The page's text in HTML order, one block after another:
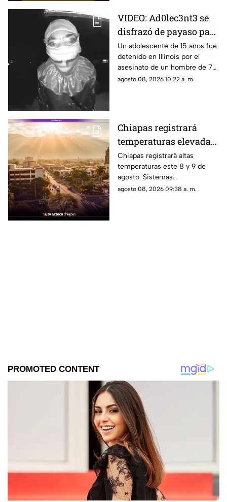
VIDEO: Ad0lec3nt3 se
disfrazó de payaso para
cometer un asesinato
pero olvidó que había
cámaras
Un adolescente de 15 años fue
detenido en Illinois por el
asesinato de un hombre de 78
años. Un video lo muestra con
agosto 08, 2026 10:22 a. m.
Chiapas registrará
temperaturas elevadas
este fin de semana:
calor extremo este 8 y 9
de agosto
Chiapas registrará altas
temperaturas este 8 y 9 de
agosto. Sistemas
anticiclónicos y la canícula
agosto 08, 2026 09:38 a. m.